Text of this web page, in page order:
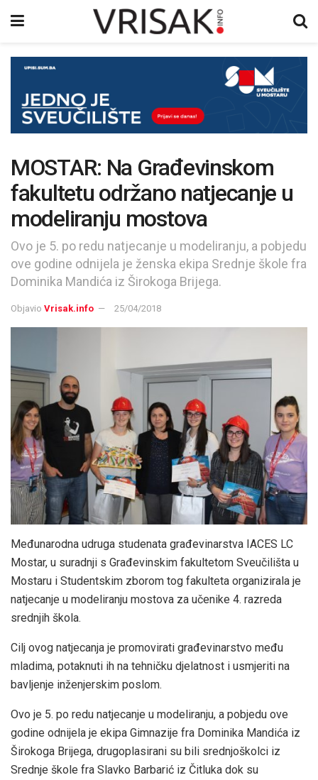
MOSTAR: Na Građevinskom
fakultetu održano natjecanje u
modeliranju mostova
Ovo je 5. po redu natjecanje u modeliranju, a pobjedu
ove godine odnijela je ženska ekipa Srednje škole fra
Dominika Mandića iz Širokoga Brijega.
Objavio Vrisak.info 25/04/2018
Međunarodna udruga studenata građevinarstva IACES LC
Mostar, u suradnji s Građevinskim fakultetom Sveučilišta u
Mostaru i Studentskim zborom tog fakulteta organizirala je
natjecanje u modeliranju mostova za učenike 4. razreda
srednjih škola.
Cilj ovog natjecanja je promovirati građevinarstvo među
mladima, potaknuti ih na tehničku djelatnost i usmjeriti na
bavljenje inženjerskim poslom.
Ovo je 5. po redu natjecanje u modeliranju, a pobjedu ove
godine odnijela je ekipa Gimnazije fra Dominika Mandića iz
Širokoga Brijega, drugoplasirani su bili srednjoškolci iz
Srednje škole fra Slavko Barbarić iz Čitluka dok su